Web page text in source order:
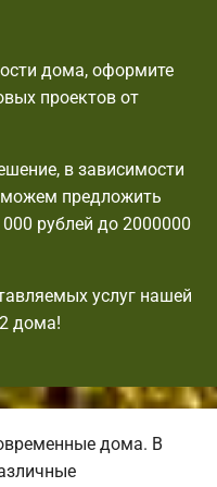
дома, оформите
проектов от
в зависимости
предложить
рублей до 2000000
услуг нашей
дома!
дома. В